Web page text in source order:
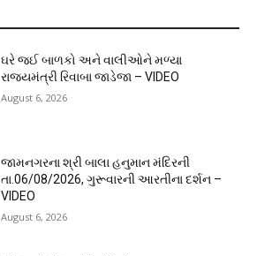
ઘરે જઈ બાળકો અને વાલીઓને મળ્યા
રાજ્યમંત્રી રિવાબા જાડેજા – VIDEO
August 6, 2026
જામનગરના શ્રી બાલા હનુમાન મંદિરની
તા.06/08/2026, ગુરૂવારની આરતીના દર્શન –
VIDEO
August 6, 2026